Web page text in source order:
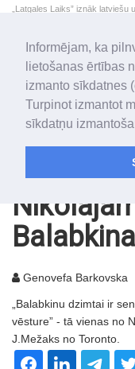
Informējam, ka
lietošanas ērtības
izmanto sīkdatnes
Turpinot izmantot
sīkdatņu
„Latgales Laiks” iznāk
„Latgales Laiks” latviešu
2026. gada 7. augusts
Piektdiena
Alfrēds, Fredis, Madars
Genovefa Barkovska
„Balabkinu dzimtai ir
vēsture” - tā vienas no
J.Mežaks no Toronto.